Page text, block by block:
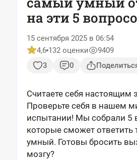
на эти 5
15 сентября 2025 в 06:54
4,6 132 оценки
9409
3
0
Считаете себя настоящим
Проверьте себя в нашем
испытании! Мы собрали 5
которые сможет ответить
умный. Готовы бросить
мозгу?